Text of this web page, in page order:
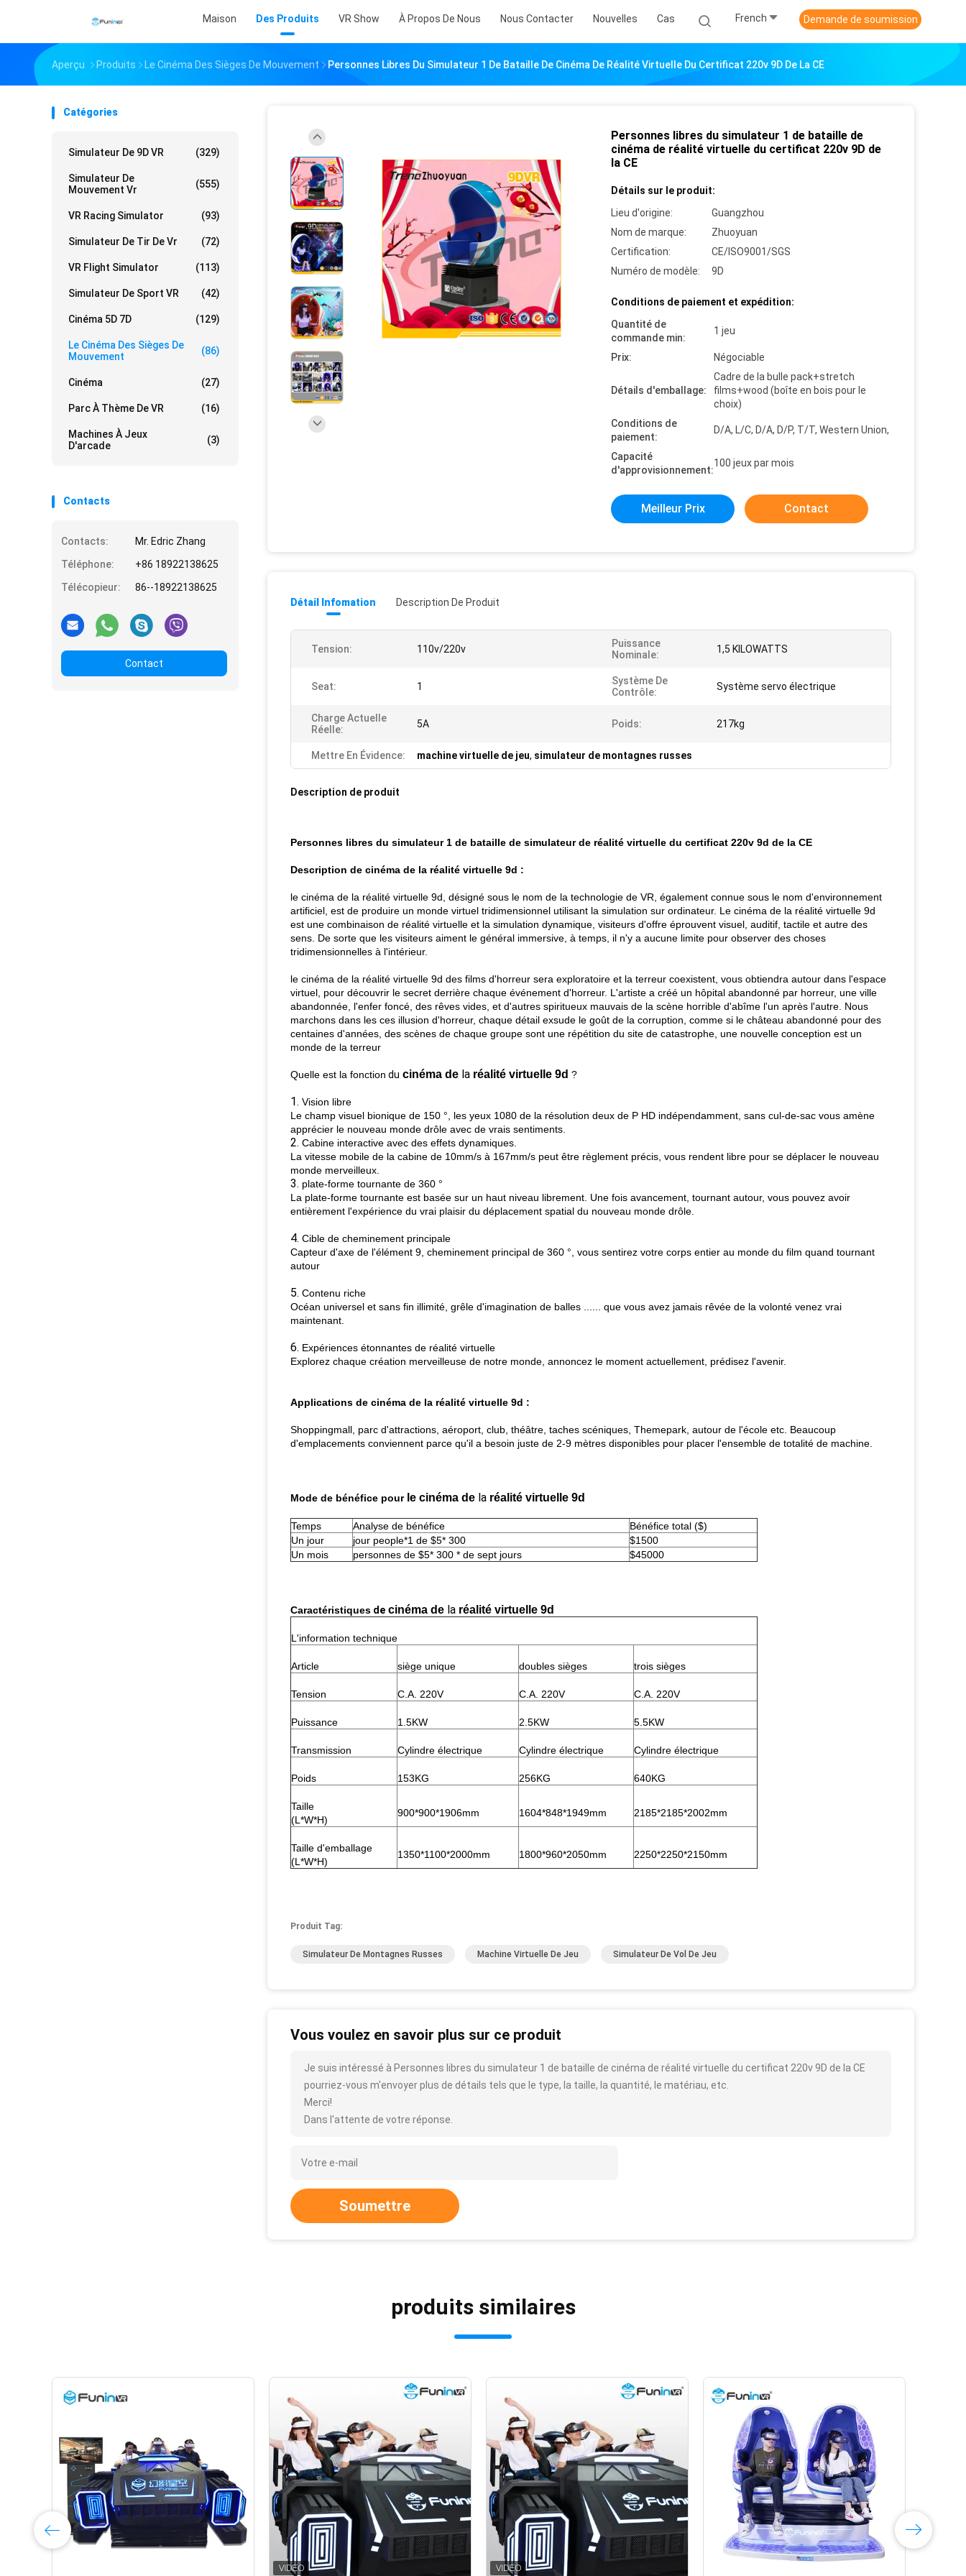
Maison Des Produits VR Show À Propos De Nous Nous Contacter Nouvelles Cas French Demande de soumission
Aperçu Produits Le Cinéma Des Sièges De Mouvement Personnes Libres Du Simulateur 1 De Bataille De Cinéma De Réalité Virtuelle Du Certificat 220v 9D De La CE
Catégories
Simulateur De 9D VR (329)
Simulateur De
Mouvement Vr
(555)
VR Racing Simulator (93)
Simulateur De Tir De Vr (72)
VR Flight Simulator (113)
Simulateur De Sport VR (42)
Cinéma 5D 7D (129)
Le Cinéma Des Sièges De
Mouvement
(86)
Cinéma (27)
Parc À Thème De VR (16)
Machines À Jeux
D'arcade
(3)
Contacts
Contacts:
Mr. Edric Zhang
Téléphone:
+86 18922138625
Télécopieur:
86--18922138625
Contact
Personnes libres du simulateur 1 de bataille de
cinéma de réalité virtuelle du certificat 220v 9D de
la CE
Détails sur le produit:
Lieu d'origine:
Guangzhou
Nom de marque:
Zhuoyuan
Certification:
CE/ISO9001/SGS
Numéro de modèle:
9D
Conditions de paiement et expédition:
Quantité de
commande min:
1 jeu
Prix: Négociable
Détails d'emballage:
Cadre de la bulle pack+stretch
films+wood (boîte en bois pour le
choix)
Conditions de
paiement:
D/A, L/C, D/A, D/P, T/T, Western Union,
Capacité
d'approvisionnement:
100 jeux par mois
Meilleur Prix Contact
Détail Infomation Description De Produit
Tension: 110v/220v
Puissance
Nominale:
1,5 KILOWATTS
Seat: 1
Système De
Contrôle:
Système servo électrique
Charge Actuelle
Réelle:
5A Poids: 217kg
Mettre En Évidence: machine virtuelle de jeu, simulateur de montagnes russes
Description de produit
Personnes libres du simulateur 1 de bataille de simulateur de réalité virtuelle du certificat 220v 9d de la CE
Description de cinéma de la réalité virtuelle 9d :
le cinéma de la réalité virtuelle 9d, désigné sous le nom de la technologie de VR, également connue sous le nom d'environnement
artificiel, est de produire un monde virtuel tridimensionnel utilisant la simulation sur ordinateur. Le cinéma de la réalité virtuelle 9d
est une combinaison de réalité virtuelle et la simulation dynamique, visiteurs d'offre éprouvent visuel, auditif, tactile et autre des
sens. De sorte que les visiteurs aiment le général immersive, à temps, il n'y a aucune limite pour observer des choses
tridimensionnelles à l'intérieur.
le cinéma de la réalité virtuelle 9d des films d'horreur sera exploratoire et la terreur coexistent, vous obtiendra autour dans l'espace
virtuel, pour découvrir le secret derrière chaque événement d'horreur. L'artiste a créé un hôpital abandonné par horreur, une ville
abandonnée, l'enfer foncé, des rêves vides, et d'autres spiritueux mauvais de la scène horrible d'abîme l'un après l'autre. Nous
marchons dans les ces illusion d'horreur, chaque détail exsude le goût de la corruption, comme si le château abandonné pour des
centaines d'années, des scènes de chaque groupe sont une répétition du site de catastrophe, une nouvelle conception est un
monde de la terreur
Quelle est la fonction du cinéma de la réalité virtuelle 9d ?
1. Vision libre
Le champ visuel bionique de 150 °, les yeux 1080 de la résolution deux de P HD indépendamment, sans cul-de-sac vous amène
apprécier le nouveau monde drôle avec de vrais sentiments.
2. Cabine interactive avec des effets dynamiques.
La vitesse mobile de la cabine de 10mm/s à 167mm/s peut être règlement précis, vous rendent libre pour se déplacer le nouveau
monde merveilleux.
3. plate-forme tournante de 360 °
La plate-forme tournante est basée sur un haut niveau librement. Une fois avancement, tournant autour, vous pouvez avoir
entièrement l'expérience du vrai plaisir du déplacement spatial du nouveau monde drôle.
4. Cible de cheminement principale
Capteur d'axe de l'élément 9, cheminement principal de 360 °, vous sentirez votre corps entier au monde du film quand tournant
autour
5. Contenu riche
Océan universel et sans fin illimité, grêle d'imagination de balles ...... que vous avez jamais rêvée de la volonté venez vrai
maintenant.
6. Expériences étonnantes de réalité virtuelle
Explorez chaque création merveilleuse de notre monde, annoncez le moment actuellement, prédisez l'avenir.
Applications de cinéma de la réalité virtuelle 9d :
Shoppingmall, parc d'attractions, aéroport, club, théâtre, taches scéniques, Themepark, autour de l'école etc. Beaucoup
d'emplacements conviennent parce qu'il a besoin juste de 2-9 mètres disponibles pour placer l'ensemble de totalité de machine.
Mode de bénéfice pour le cinéma de la réalité virtuelle 9d
Temps Analyse de bénéfice
Bénéfice total ($)
Un jour
jour people*1 de $5* 300
$1500
Un mois
personnes de $5* 300 * de sept jours $45000
Caractéristiques de cinéma de la réalité virtuelle 9d
L'information technique
Article siège unique doubles sièges trois sièges
Tension C.A. 220V C.A. 220V C.A. 220V
Puissance 1.5KW 2.5KW 5.5KW
Transmission Cylindre électrique Cylindre électrique Cylindre électrique
Poids 153KG 256KG 640KG
Taille
(L*W*H)
900*900*1906mm 1604*848*1949mm 2185*2185*2002mm
Taille d'emballage
(L*W*H)
1350*1100*2000mm 1800*960*2050mm 2250*2250*2150mm
Produit Tag:
Simulateur De Montagnes Russes Machine Virtuelle De Jeu Simulateur De Vol De Jeu
Vous voulez en savoir plus sur ce produit
Je suis intéressé à Personnes libres du simulateur 1 de bataille de cinéma de réalité virtuelle du certificat 220v 9D de la CE
pourriez-vous m'envoyer plus de détails tels que le type, la taille, la quantité, le matériau, etc.
Merci!
Dans l'attente de votre réponse.
Soumettre
produits similaires